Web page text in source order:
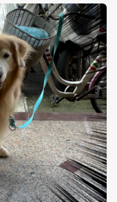
是同樣的模
，就把188隻
。這樣的決
良繁殖與剝削
正到了事件後
不如少一事」
粉專選擇漠視
？ 米可白
苗栗縣那些無
因為在這樣的
正義，而是一
更多人看見，
們發聲，讓真
腳示意要你不
運
。黃金獵犬牠
好脾氣，絕對
幻想。
的狗狗，以下
種作為用來在
型獵犬。智商
和時間來，認
別高。去網上
，你會被視震
什麼它就聽什
要金毛幫自己
刻去把主人想
種，泰迪犬隻
這個稱呼由於
，所以泰迪犬